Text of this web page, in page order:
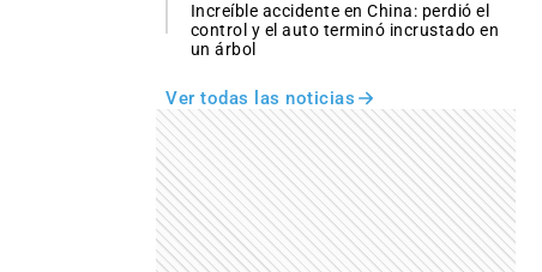
Increíble accidente en China: perdió el
control y el auto terminó incrustado en
un árbol
Ver todas las noticias